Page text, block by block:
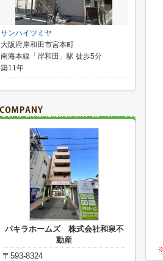
サンハイツミヤ
大阪府岸和田市宮本町
南海本線「岸和田」駅 徒歩5分
築11年
パキラホームズ 株式会社和泉不
動産
〒593-8324